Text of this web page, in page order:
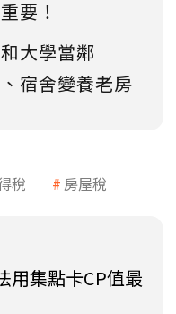
要！
大學當鄰
宿舍變養老房
稅 房屋稅
用集點卡CP值最